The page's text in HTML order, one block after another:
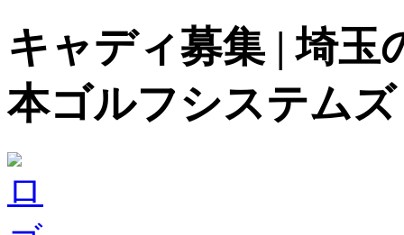
キャディ募集 | 埼玉
本ゴルフシステムズ